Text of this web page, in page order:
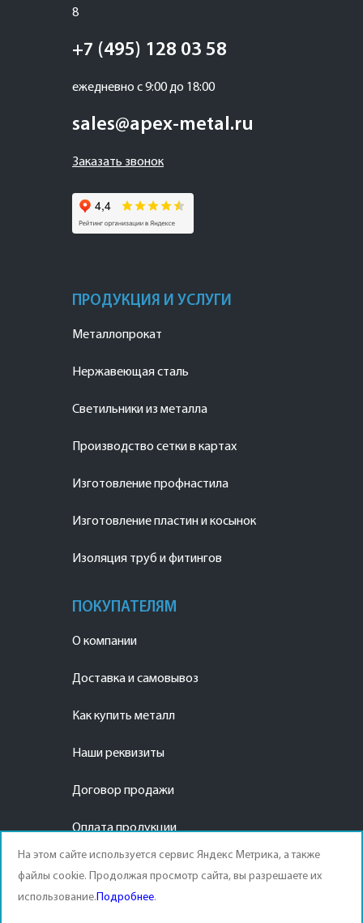
8
+7 (495) 128 03 58
ежедневно с 9:00 до 18:00
sales@apex-metal.ru
Заказать звонок
ПРОДУКЦИЯ И УСЛУГИ
Металлопрокат
Нержавеющая сталь
Светильники из металла
Производство сетки в картах
Изготовление профнастила
Изготовление пластин и косынок
Изоляция труб и фитингов
ПОКУПАТЕЛЯМ
О компании
Доставка и самовывоз
Как купить металл
Наши реквизиты
Договор продажи
Оплата продукции
На этом сайте используется сервис Яндекс Метрика, а также
файлы cookie. Продолжая просмотр сайта, вы разрешаете их
использование.Подробнее.